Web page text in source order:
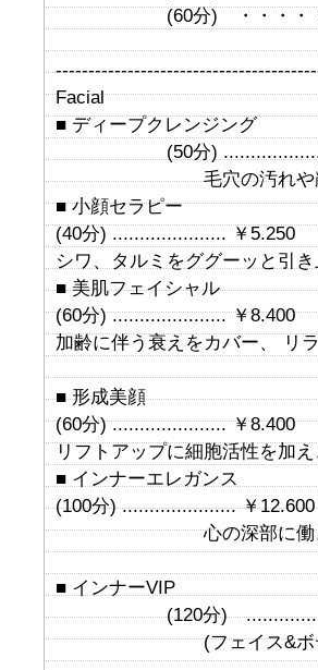
(60分) ・・・・・・
Facial
■ ディープクレンジング
(50分) .....................
毛穴の汚れや顔ダニ
■ 小顔セラピー
(40分) ..................... ￥5.250
シワ、タルミをググーッと引
■ 美肌フェイシャル
(60分) ..................... ￥8.400
加齢に伴う衰えをカバー、 リ
■ 形成美顔
(60分) ..................... ￥8.400
リフトアップに細胞活性を加
■ インナーエレガンス
(100分) ..................... ￥12.600
心の深部に働きかけ
■ インナーVIP
(120分)
(フェイス&ボディ